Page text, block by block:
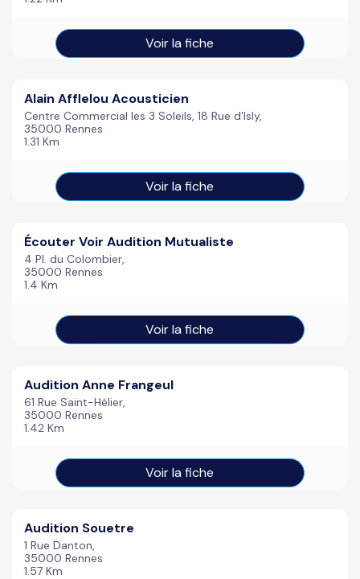
Voir la fiche
Alain Afflelou Acousticien
Centre Commercial les 3 Soleils, 18 Rue d'Isly,
35000 Rennes
1.31 Km
Voir la fiche
Écouter Voir Audition Mutualiste
4 Pl. du Colombier,
35000 Rennes
1.4 Km
Voir la fiche
Audition Anne Frangeul
61 Rue Saint-Hélier,
35000 Rennes
1.42 Km
Voir la fiche
Audition Souetre
1 Rue Danton,
35000 Rennes
1.57 Km